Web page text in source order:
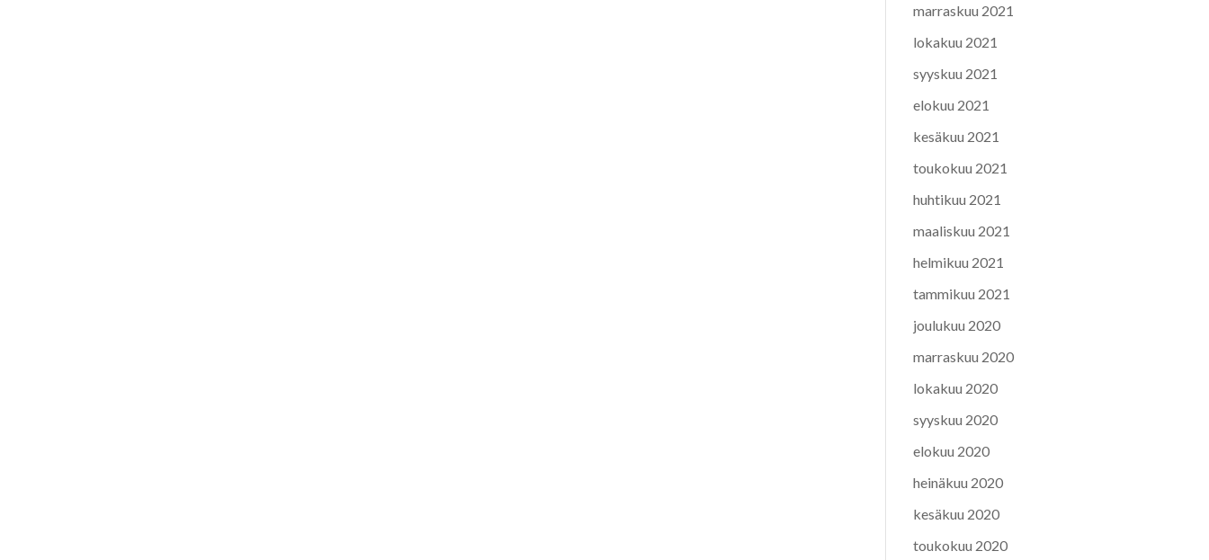
marraskuu 2021
lokakuu 2021
syyskuu 2021
elokuu 2021
kesäkuu 2021
toukokuu 2021
huhtikuu 2021
maaliskuu 2021
helmikuu 2021
tammikuu 2021
joulukuu 2020
marraskuu 2020
lokakuu 2020
syyskuu 2020
elokuu 2020
heinäkuu 2020
kesäkuu 2020
toukokuu 2020